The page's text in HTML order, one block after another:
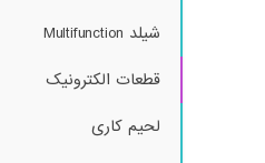
شیلد Multifunction
قطعات الکترونیک
لحیم کاری